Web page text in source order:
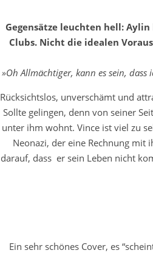
Gegensätze leuchten hell:
Clubs. Nicht die idealen
»Oh Allmächtiger, kann es sein,
Rücksichtslos, unverschämt und
Sollte gelingen, denn von seiner
unter ihm wohnt. Vince ist viel zu
Neonazi, der eine Rechnung
darauf, dass er sein Leben nicht
Ein sehr schönes Cover, es